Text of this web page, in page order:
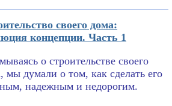
своего дома:
концепции. Часть 1
о строительстве своего
мы думали о том, как сделать его
надежным и недорогим.